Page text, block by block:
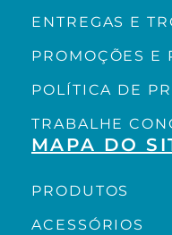
ENTREGAS E
PROMOÇÕES E
POLÍTICA DE
TRABALHE
MAPA DO
PRODUTOS
ACESSÓRIOS